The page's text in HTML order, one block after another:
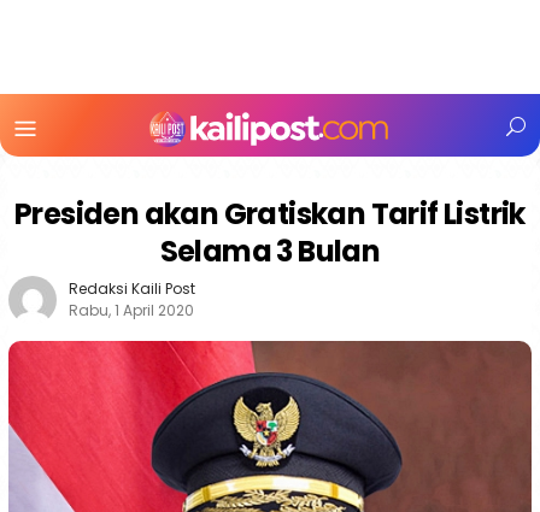
Mobile
Presiden akan Gratiskan Tarif Listrik
Selama 3 Bulan
Redaksi Kaili Post
Rabu, 1 April 2020